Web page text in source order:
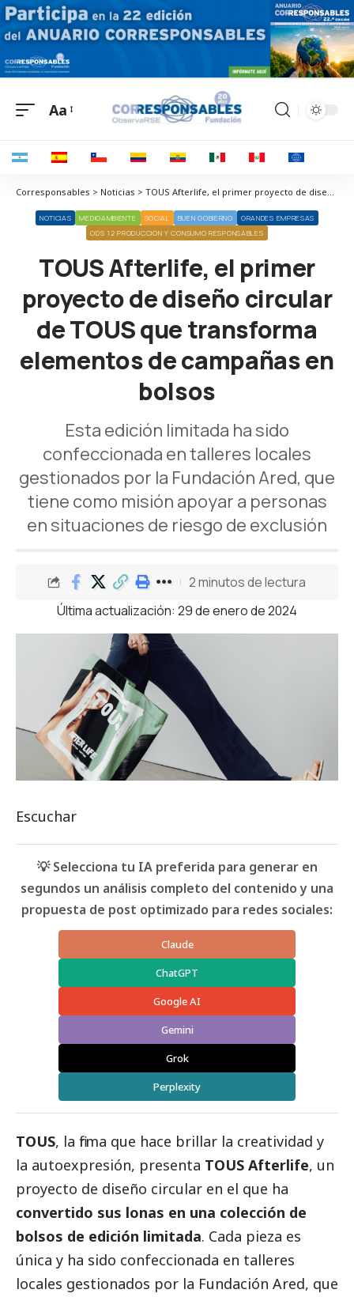
Aa
Corresponsables > Noticias > TOUS Afterlife, el primer proyecto de diseño circular de TOUS que transforma elementos de campañas en bolsos
NOTICIAS MEDIOAMBIENTE SOCIAL BUEN GOBIERNO
GRANDES EMPRESAS
ODS 12 PRODUCCIÓN Y CONSUMO RESPONSABLES
TOUS Afterlife, el primer
proyecto de diseño circular
de TOUS que transforma
elementos de campañas en
bolsos
Esta edición limitada ha sido
confeccionada en talleres locales
gestionados por la Fundación Ared, que
tiene como misión apoyar a personas
en situaciones de riesgo de exclusión
Última actualización: 29 de enero de 2024
2 minutos de lectura
Escuchar
💡 Selecciona tu IA preferida para generar en
segundos un análisis completo del contenido y una
propuesta de post optimizado para redes sociales:
Claude
ChatGPT
Google AI
Gemini
Grok
Perplexity
TOUS, la firma que hace brillar la creatividad y
la autoexpresión, presenta TOUS Afterlife, un
proyecto de diseño circular en el que ha
convertido sus lonas en una colección de
bolsos de edición limitada. Cada pieza es
única y ha sido confeccionada en talleres
locales gestionados por la Fundación Ared, que